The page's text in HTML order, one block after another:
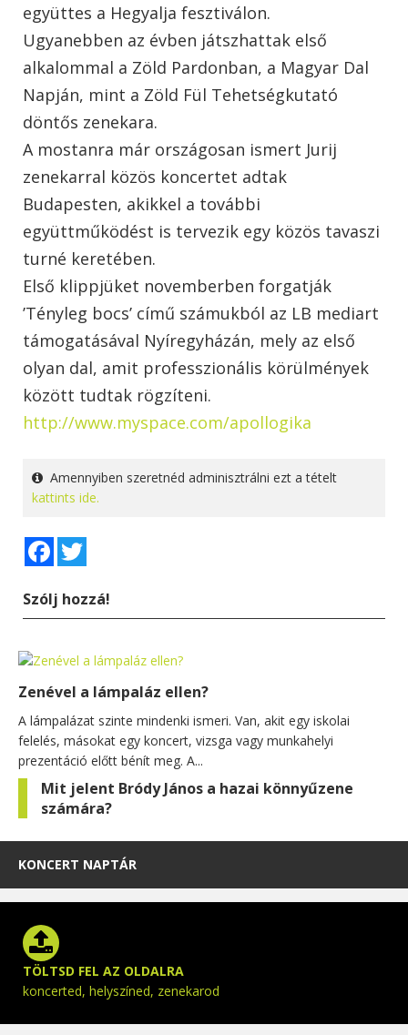
együttes a Hegyalja fesztiválon.
Ugyanebben az évben játszhattak első
alkalommal a Zöld Pardonban, a Magyar Dal
Napján, mint a Zöld Fül Tehetségkutató
döntős zenekara.
A mostanra már országosan ismert Jurij
zenekarral közös koncertet adtak
Budapesten, akikkel a további
együttműködést is tervezik egy közös tavaszi
turné keretében.
Első klippjüket novemberben forgatják
’Tényleg bocs’ című számukból az LB mediart
támogatásával Nyíregyházán, mely az első
olyan dal, amit professzionális körülmények
között tudtak rögzíteni.
http://www.myspace.com/apollogika
Amennyiben szeretnéd adminisztrálni ezt a tételt
kattints ide.
Facebook
Szólj hozzá!
Zenével a lámpaláz ellen?
A lámpalázat szinte mindenki ismeri. Van, akit egy iskolai
felelés, másokat egy koncert, vizsga vagy munkahelyi
prezentáció előtt bénít meg. A...
Mit jelent Bródy János a hazai könnyűzene
számára?
KONCERT NAPTÁR
TÖLTSD FEL AZ OLDALRA
koncerted, helyszíned, zenekarod